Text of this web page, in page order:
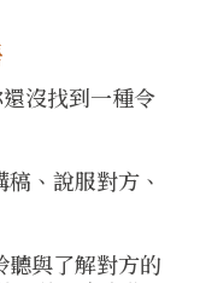
沒找到一種令
、說服對方、
與了解對方的